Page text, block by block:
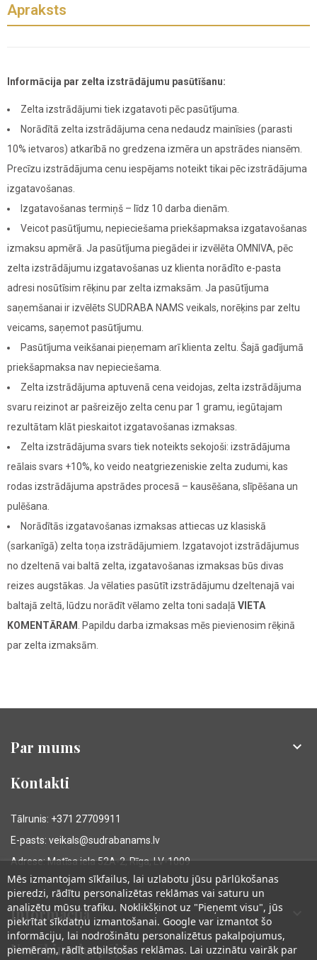
Apraksts
Informācija par zelta izstrādājumu pasūtīšanu:
Zelta izstrādājumi tiek izgatavoti pēc pasūtījuma.
Norādītā zelta izstrādājuma cena nedaudz mainīsies (parasti
10% ietvaros) atkarībā no gredzena izmēra un apstrādes niansēm.
Precīzu izstrādājuma cenu iespējams noteikt tikai pēc izstrādājuma
izgatavošanas.
Izgatavošanas termiņš – līdz 10 darba dienām.
Veicot pasūtījumu, nepieciešama priekšapmaksa izgatavošanas
izmaksu apmērā. Ja pasūtījuma piegādei ir izvēlēta OMNIVA, pēc
zelta izstrādājumu izgatavošanas uz klienta norādīto e-pasta
adresi nosūtīsim rēķinu par zelta izmaksām. Ja pasūtījuma
saņemšanai ir izvēlēts SUDRABA NAMS veikals, norēķins par zeltu
veicams, saņemot pasūtījumu.
Pasūtījuma veikšanai pieņemam arī klienta zeltu. Šajā gadījumā
priekšapmaksa nav nepieciešama.
Zelta izstrādājuma aptuvenā cena veidojas, zelta izstrādājuma
svaru reizinot ar pašreizējo zelta cenu par 1 gramu, iegūtajam
rezultātam klāt pieskaitot izgatavošanas izmaksas.
Zelta izstrādājuma svars tiek noteikts sekojoši: izstrādājuma
reālais svars +10%, ko veido neatgriezeniskie zelta zudumi, kas
rodas izstrādājuma apstrādes procesā – kausēšana, slīpēšana un
pulēšana.
Norādītās izgatavošanas izmaksas attiecas uz klasiskā
(sarkanīgā) zelta toņa izstrādājumiem. Izgatavojot izstrādājumus
no dzeltenā vai baltā zelta, izgatavošanas izmaksas būs divas
reizes augstākas. Ja vēlaties pasūtīt izstrādājumu dzeltenajā vai
baltajā zeltā, lūdzu norādīt vēlamo zelta toni sadaļā VIETA
KOMENTĀRAM . Papildu darba izmaksas mēs pievienosim rēķinā
par zelta izmaksām.
Par mums 
Kontakti
Tālrunis: +371 27709911
E-pasts: veikals@sudrabanams.lv
Adrese: Matīsa iela 52A-2, Rīga, LV-1009
Informācija
Norēķinu iespējas
Mēs izmantojam sīkfailus, lai uzlabotu jūsu pārlūkošanas
pieredzi, rādītu personalizētas reklāmas vai saturu un
analizētu mūsu trafiku. Noklikšķinot uz "Pieņemt visu", jūs
piekrītat sīkdatņu izmantošanai. Google var izmantot šo
informāciju, lai nodrošinātu personalizētus pakalpojumus,
piemēram, rādīt atbilstošas reklāmas. Lai uzzinātu vairāk par